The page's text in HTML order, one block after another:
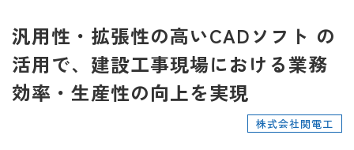
汎用性・拡張性の高いCADソフト の
活用で、建設工事現場における業務
効率・生産性の向上を実現
株式会社関電工